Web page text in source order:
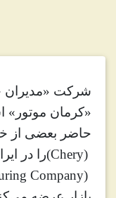
شرکت «مدیران
«کرمان موتور»
حاضر بعضی از
(Chery)را در
Company)